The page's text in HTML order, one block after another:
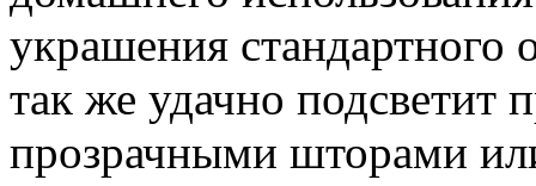
украшения стандартного
так же удачно подсветит
прозрачными шторами